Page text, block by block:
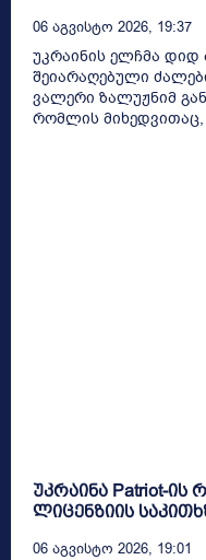
06 Აგვისტო 2026, 19:37
უკრაინის ელჩმა დიდ
შეიარაღებული
ვალერი ზალუჟნიმ
რომლის მიხედვითაც,
უკრაინა Patriot-ის
ლიცენზიის
06 Აგვისტო 2026, 19:01